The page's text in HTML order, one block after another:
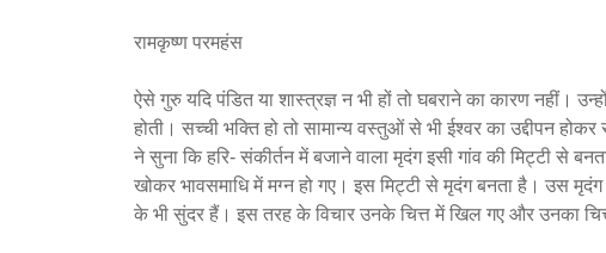
रामकृष्ण परमहंस
ऐसे गुरु यदि पंडित या शास्त्रज्ञ न भी हों तो घबराने का कारण नहीं।
होती। सच्ची भक्ति हो तो सामान्य वस्तुओं से भी ईश्वर का उद्दीपन
ने सुना कि हरि- संकीर्तन में बजाने वाला मृदंग इसी गांव की मिट्टी से
खोकर भावसमाधि में मग्न हो गए। इस मिट्टी से मृदंग बनता है। उस
के भी सुंदर हैं। इस तरह के विचार उनके चित्त में खिल गए और उनका चित्त